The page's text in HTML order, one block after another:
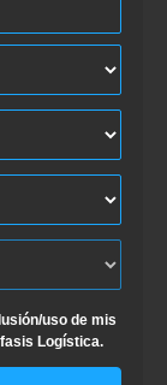
uso de mis
Logística.